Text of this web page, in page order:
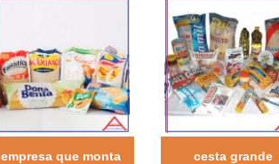
empresa que monta
cesta grande